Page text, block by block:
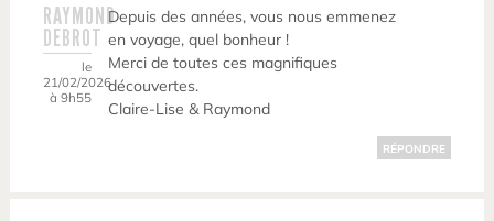
RAYMOND
DEBROT
le
21/02/2026
à 9h55
Depuis des années, vous nous emmenez
en voyage, quel bonheur !
Merci de toutes ces magnifiques
découvertes.
Claire-Lise & Raymond
RÉPONDRE